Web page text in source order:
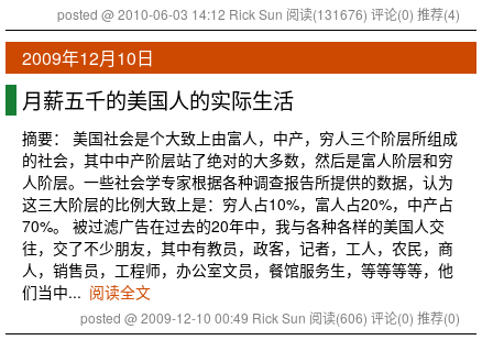
posted @ 2010-06-03 14:12 Rick Sun 阅读(131676) 评论(0) 推荐(4)
2009年12月10日
月薪五千的美国人的实际生活
摘要： 美国社会是个大致上由富人，中产，穷人三个阶层所组成
的社会，其中中产阶层站了绝对的大多数，然后是富人阶层和穷
人阶层。一些社会学专家根据各种调查报告所提供的数据，认为
这三大阶层的比例大致上是：穷人占10%，富人占20%，中产占
70%。 被过滤广告在过去的20年中，我与各种各样的美国人交
往，交了不少朋友，其中有教员，政客，记者，工人，农民，商
人，销售员，工程师，办公室文员，餐馆服务生，等等等等，他
们当中... 阅读全文
posted @ 2009-12-10 00:49 Rick Sun 阅读(606) 评论(0) 推荐(0)